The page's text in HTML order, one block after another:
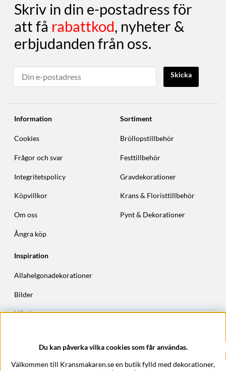
Skriv in din e-postadress för
att få rabattkod, nyheter &
erbjudanden från oss.
Skicka
Information
Cookies
Frågor och svar
Integritetspolicy
Köpvillkor
Om oss
Ångra köp
Sortiment
Bröllopstillbehör
Festtillbehör
Gravdekorationer
Krans & Floristtillbehör
Pynt & Dekorationer
Inspiration
Allahelgonadekorationer
Bilder
Höstkransar
Du kan påverka vilka cookies som får användas.
Välkommen till Kransmakaren.se en butik fylld med dekorationer,